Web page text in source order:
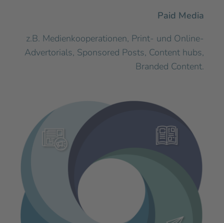
Paid Media
z.B. Medienkooperationen, Print- und Online-
Advertorials, Sponsored Posts, Content hubs,
Branded Content.